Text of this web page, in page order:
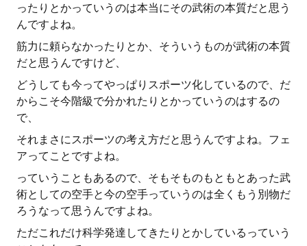
ったりとかっていうのは本当にその武術の本質だと思う
んですよね。
筋力に頼らなかったりとか、そういうものが武術の本質
だと思うんですけど、
どうしても今ってやっぱりスポーツ化しているので、だ
からこそ今階級で分かれたりとかっていうのはするの
で、
それまさにスポーツの考え方だと思うんですよね。フェ
アってことですよね。
っていうこともあるので、そもそものもともとあった武
術としての空手と今の空手っていうのは全くもう別物だ
ろうなって思うんですよね。
ただこれだけ科学発達してきたりとかしているっていう